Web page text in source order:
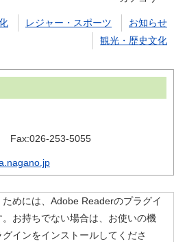
レジャー・スポーツ
お知らせ
観光・歴史文化
Fax:026-253-5055
めには、Adobe Readerのプラグイ
お持ちでない場合は、お使いの機
インをインストールしてくださ